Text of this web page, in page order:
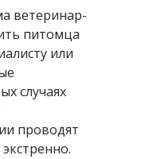
ветеринар-
питомца
или
случаях
проводят